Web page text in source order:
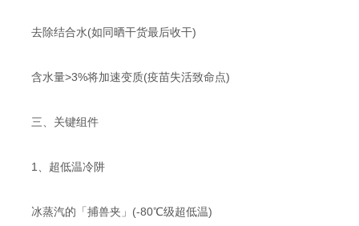
去除结合水(如同晒干货最后收干)
含水量>3%将加速变质(疫苗失活致命点)
​​三、关键组件​
1​​、超低温冷阱​​
冰蒸汽的「捕兽夹」(-80℃级超低温)